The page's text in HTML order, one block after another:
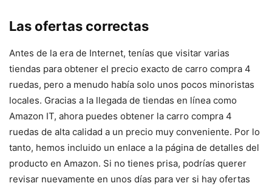
Las ofertas correctas
Antes de la era de Internet, tenías que visitar varias
tiendas para obtener el precio exacto de carro compra 4
ruedas, pero a menudo había solo unos pocos minoristas
locales. Gracias a la llegada de tiendas en línea como
Amazon IT, ahora puedes obtener la carro compra 4
ruedas de alta calidad a un precio muy conveniente. Por lo
tanto, hemos incluido un enlace a la página de detalles del
producto en Amazon. Si no tienes prisa, podrías querer
revisar nuevamente en unos días para ver si hay ofertas